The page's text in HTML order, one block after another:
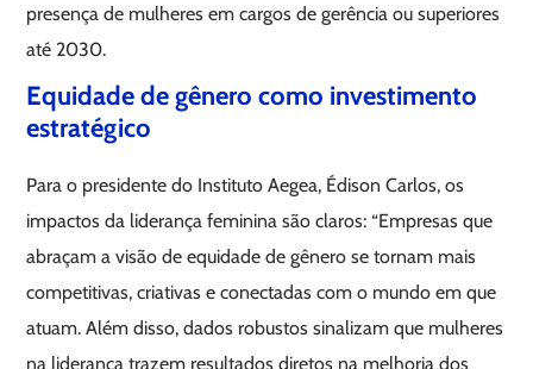
presença de mulheres em cargos de gerência ou superiores
até 2030.
Equidade de gênero como investimento
estratégico
Para o presidente do Instituto Aegea, Édison Carlos, os
impactos da liderança feminina são claros: “Empresas que
abraçam a visão de equidade de gênero se tornam mais
competitivas, criativas e conectadas com o mundo em que
atuam. Além disso, dados robustos sinalizam que mulheres
na liderança trazem resultados diretos na melhoria dos